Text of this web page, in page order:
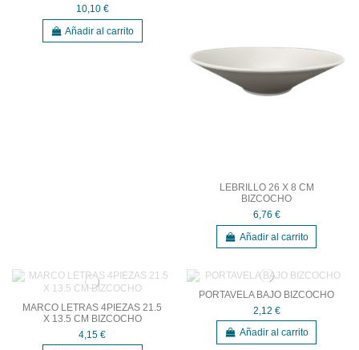
10,10 €
Añadir al carrito
LEBRILLO 26 X 8 CM
BIZCOCHO
6,76 €
Añadir al carrito
MARCO LETRAS 4PIEZAS 21.5
X 13.5 CM BIZCOCHO
4,15 €
PORTAVELA BAJO BIZCOCHO
2,12 €
Añadir al carrito